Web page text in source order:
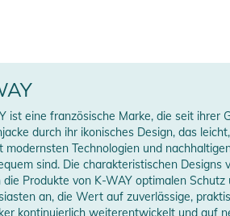
Taschen: Ausgestattet mit mehreren
Ideal für sportliche Aktivitäten
und
Sicherheitshinweise und
Information
ist eine französische Marke, die seit ihrer
durch ihr ikonisches Design, das
modernsten Technologien und
sind. Die charakteristischen
die Produkte von K-WAY optimalen
an, die Wert auf zuverlässige,
kontinuierlich weiterentwickelt und auf